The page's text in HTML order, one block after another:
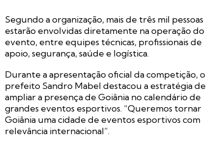
Segundo a organização, mais de três mil pessoas
estarão envolvidas diretamente na operação do
evento, entre equipes técnicas, profissionais de
apoio, segurança, saúde e logística.
Durante a apresentação oficial da competição, o
prefeito Sandro Mabel destacou a estratégia de
ampliar a presença de Goiânia no calendário de
grandes eventos esportivos. “Queremos tornar
Goiânia uma cidade de eventos esportivos com
relevância internacional”.